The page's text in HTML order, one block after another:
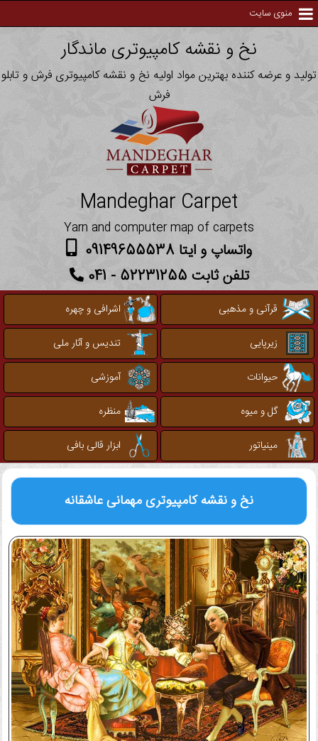
منوی سایت
نخ و نقشه کامپیوتری ماندگار
تولید و عرضه کننده بهترین مواد اولیه نخ و نقشه کامپیوتری فرش و تابلو
فرش
Mandeghar Carpet
Yarn and computer map of carpets
واتساپ و ایتا 09149655538
تلفن ثابت 52231255 - 041
قرآنی و مذهبی
اشرافی و چهره
زیرپایی
تندیس و آثار ملی
حیوانات
آموزشی
گل و میوه
منظره
مینیاتور
ابزار قالی بافی
نخ و نقشه کامپیوتریمهمانی عاشقانه